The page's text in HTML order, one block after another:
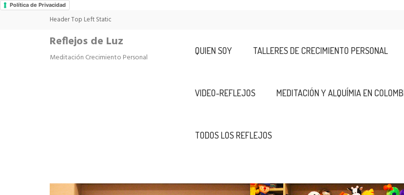
Política de Privacidad
Header Top Left Static
Reflejos de Luz
Meditación Crecimiento Personal
QUIEN SOY TALLERES DE CRECIMIENTO PERSONAL
VIDEO-REFLEJOS MEDITACIÓN Y ALQUÍMIA EN
TODOS LOS REFLEJOS